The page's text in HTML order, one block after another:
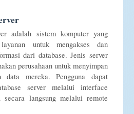
adalah sistem komputer yang
layanan untuk mengakses dan
dari database. Jenis server
perusahaan untuk menyimpan
data mereka. Pengguna dapat
server melalui interface
secara langsung melalui remote